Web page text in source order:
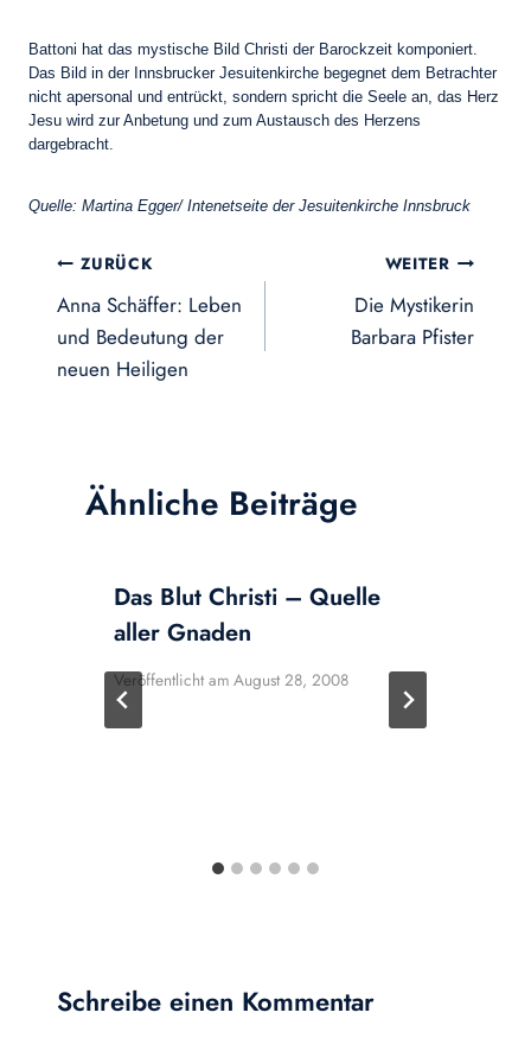
Battoni hat das mystische Bild Christi der Barockzeit komponiert.
Das Bild in der Innsbrucker Jesuitenkirche begegnet dem Betrachter
nicht apersonal und entrückt, sondern spricht die Seele an, das Herz
Jesu wird zur Anbetung und zum Austausch des Herzens
dargebracht.
Quelle: Martina Egger/ Intenetseite der Jesuitenkirche Innsbruck
Beitragsnavigation
ZURÜCK
Anna Schäffer: Leben
und Bedeutung der
neuen Heiligen
WEITER
Die Mystikerin
Barbara Pfister
Ähnliche Beiträge
Das Blut Christi – Quelle
aller Gnaden
Veröffentlicht am August 28, 2008
Schreibe einen Kommentar